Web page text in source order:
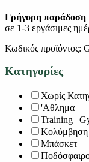
Γρήγορη παράδοση
σε 1-3 εργάσιμες
Κωδικός προϊόντος:
Κατηγορίες
Χωρίς
'Αθλημα
Training |
Κολύμβηση
Μπάσκετ